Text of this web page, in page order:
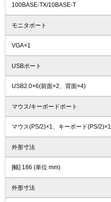
100BASE-TX/10BASE-T
モニタポート
VGA×1
USBポート
USB2.0×6(前面×2、背面×4)
マウス/キーボードポート
マウス(PS/2)×1、キーボード(PS/2)×1
外形寸法
[幅] 186 (単位 mm)
外形寸法